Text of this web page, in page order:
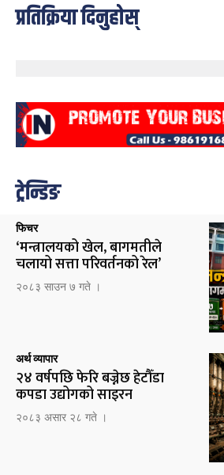
प्रतिक्रिया दिनुहोस्
ट्रेन्डिङ
फिचर
‘मन्त्रालयको खेल, बागमतीले
चलायो सत्ता परिवर्तनको रेल’
२०८३ साउन ७ गते ।
अर्थ व्यापार
२४ वर्षपछि फेरि बज्नेछ हेटौँडा
कपडा उद्योगको साइरन
२०८३ असार २८ गते ।